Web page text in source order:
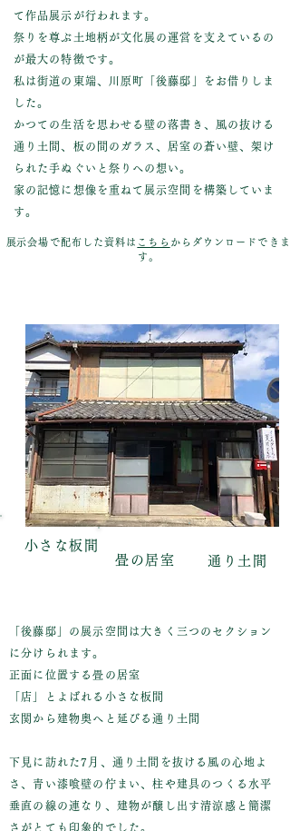
て作品展示が行われます。
祭りを尊ぶ土地柄が文化展の運営を支えているの
が最大の特徴です。
私は街道の東端、川原町「後藤邸」をお借りしま
した。
かつての生活を思わせる壁の落書き、風の抜ける
通り土間、板の間のガラス、居室の蒼い壁、架け
られた手ぬぐいと祭りへの想い。
家の記憶に想像を重ねて展示空間を構築していま
す。
​展示会場で配布した資料は こちら からダウンロードできま
す。
小さな板間
畳の居室
通り土間
「後藤邸」の展示空間は大きく三つのセクション
に分けられます。
正面に位置する畳の居室
「店」とよばれる小さな板間
玄関から建物奥へと延びる通り土間
下見に訪れた7月、通り土間を抜ける風の心地よ
さ、青い漆喰壁の佇まい、柱や建具のつくる水平
垂直の線の連なり、建物が醸し出す清涼感と簡潔
さがとても印象的でした。